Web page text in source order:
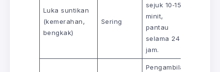
Luka suntikan
(kemerahan,
bengkak)
Sering
sejuk 10‑15
minit,
pantau
selama 24
jam.
Pengambilan